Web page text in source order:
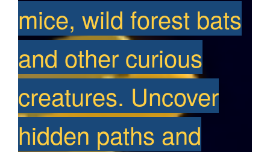
mice, wild forest bats
and other curious
creatures. Uncover
hidden paths and